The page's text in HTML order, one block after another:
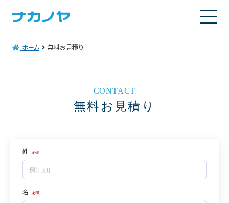
ホーム 無料お見積り
CONTACT
無料お見積り
姓
名